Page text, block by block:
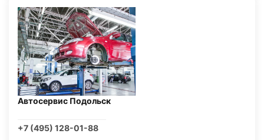
Автосервис Подольск
+7 (495) 128-01-88